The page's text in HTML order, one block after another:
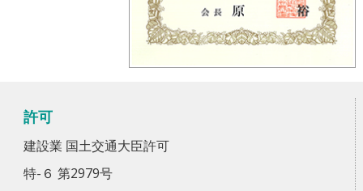
許可
建設業 国土交通大臣許可
特-６ 第2979号